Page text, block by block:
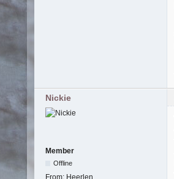
Nickie
Member
Offline
From: Heerlen